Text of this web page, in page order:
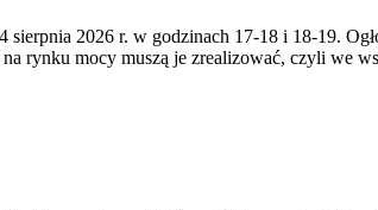
2026 r. w godzinach 17-18 i 18-19.
mocy muszą je zrealizować, czyli we